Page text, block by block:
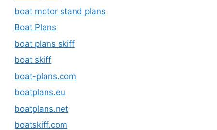
boat motor stand plans
Boat Plans
boat plans skiff
boat skiff
boat-plans.com
boatplans.eu
boatplans.net
boatskiff.com